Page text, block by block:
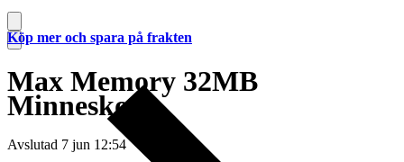
Max Memory 32MB
Minneskort
Avslutad 7 jun 12:54
Köp mer och spara på frakten